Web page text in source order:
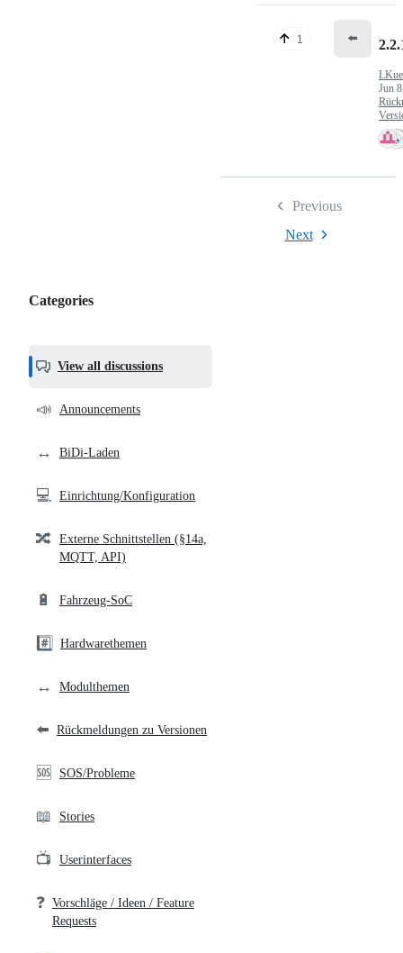
Categories,
helpful,
and
community
Categories
View all discussions
📣 Announcements
↔️ BiDi-Laden
💻 Einrichtung/Konfiguration
🔀 Externe Schnittstellen (§14a,
MQTT, API)
🔋 Fahrzeug-SoC
#️⃣ Hardwarethemen
↔️ Modulthemen
⬅️ Rückmeldungen zu Versionen
🆘 SOS/Probleme
📖 Stories
📺 Userinterfaces
❓ Vorschläge / Ideen / Feature
Requests
1 ⬅️
Jun
Previous
Next